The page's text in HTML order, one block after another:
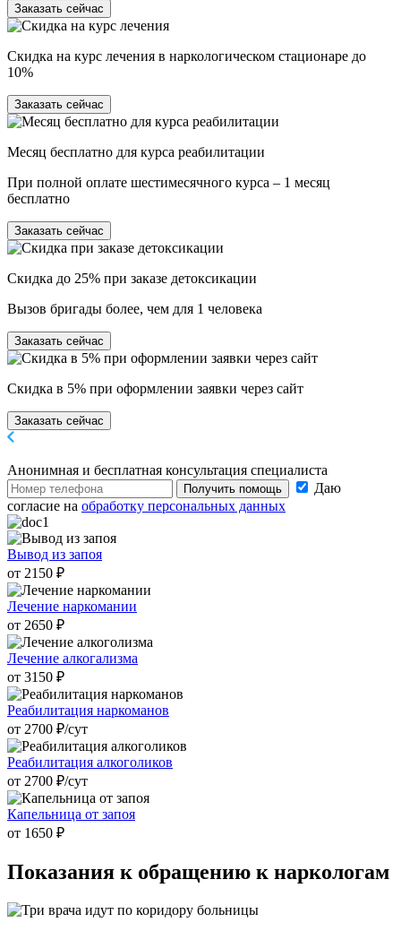
Заказать сейчас
Скидка на курс лечения в наркологическом стационаре до
10%
Заказать сейчас
Месяц бесплатно для курса реабилитации
При полной оплате шестимесячного курса – 1 месяц
бесплатно
Заказать сейчас
Скидка до 25% при заказе детоксикации
Вызов бригады более, чем для 1 человека
Заказать сейчас
Скидка в 5% при оформлении заявки через сайт
Заказать сейчас
Анонимная и бесплатная консультация специалиста
Получить помощь
Даю
согласие на обработку персональных данных
Вывод из запоя
от 2150 ₽
Лечение наркомании
от 2650 ₽
Лечение алкогализма
от 3150 ₽
Реабилитация наркоманов
от 2700 ₽/cут
Реабилитация алкоголиков
от 2700 ₽/cут
Капельница от запоя
от 1650 ₽
Показания к обращению к наркологам